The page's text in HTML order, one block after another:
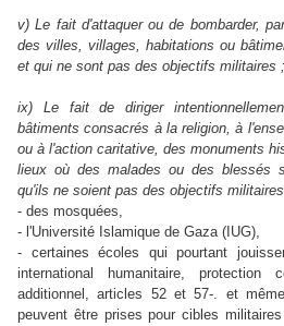
v) Le fait d'attaquer ou de bombarder,
des villes, villages, habitations ou
et qui ne sont pas des objectifs militaires ;
ix) Le fait de diriger
bâtiments consacrés à la religion, à
ou à l'action caritative, des monuments
lieux où des malades ou des blessés
qu'ils ne soient pas des objectifs militaires
- des mosquées,
- l'Université Islamique de Gaza (IUG),
- certaines écoles qui pourtant
international humanitaire, protection
additionnel, articles 52 et 57-. et
peuvent être prises pour cibles